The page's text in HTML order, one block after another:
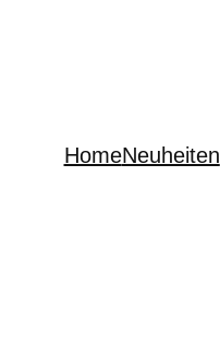
HomeNeuheiten